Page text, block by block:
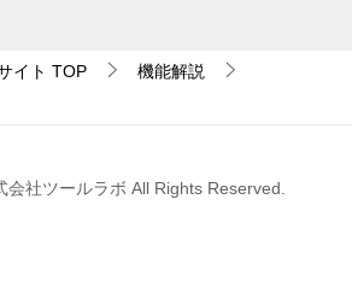
イト TOP
機能解説
社ツールラボ All Rights Reserved.